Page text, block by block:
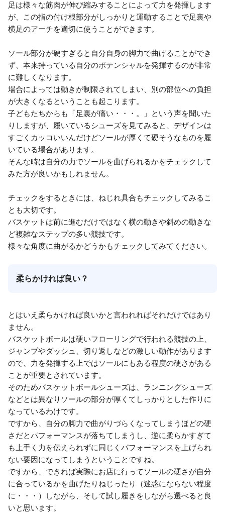
足は様々な筋肉が伸び縮みすることによって力を発揮します
が、この指の付け根部分がしっかりと運動することで足裏や
横足のアーチを適切に使うことができます。
ソール部分が硬すぎると自分自身の脚力で曲げることができ
ず、本来持っている自分のポテンシャルを発揮するのが非常
に難しくなります。
場合によっては動きが制限されてしまい、別の部位への負担
が大きくなるということも起こります。
子どもたちからも「足裏が痛い・・・。」という声を聞いた
りしますが、履いているシューズを見てみると、デザインは
すごくカッコいいんだけどソールが厚くて硬そうなものを履
いている場合があります。
そんな時は自分の力でソールを曲げられるかをチェックして
みた方が良いかもしれません。
チェックをするときには、ねじれ具合もチェックしてみるこ
とも大切です。
バスケットは前に進むだけではなく横の動きや斜めの動きな
ど複雑なステップの多い競技です。
様々な角度に曲がるかどうかもチェックしてみてください。
柔らかければ良い？
とはいえ柔らかければ良いかと言われればそれだけではあり
ません。
バスケットボールは硬いフローリングで行われる競技の上、
ジャンプやダッシュ、切り返しなどの激しい動作があります
ので、力を発揮する上ではソールにもある程度の硬さがある
ことが重要とされています。
そのためバスケットボールシューズは、ランニングシューズ
などとは異なりソールの部分が厚くてしっかりとした作りに
なっているわけです。
ですから、自分の脚力で曲がりづらくなってしまうほどの硬
さだとパフォーマンスが落ちてしまうし、逆に柔らかすぎて
も上手く力を伝えられずに同じくパフォーマンスを上げられ
ない要因になってしまうということですね。
ですから、できれば実際にお店に行ってソールの硬さが自分
に合っているかを曲げたりねじったり（迷惑にならない程度
に・・・）しながら、そして試し履きをしながら選べると良
いと思います。